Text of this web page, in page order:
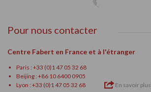
Pour nous contacter
Centre Fabert en France et à l'étranger
Paris : +33 (0)1 47 05 32 68
Beijing : +86 10 6400 0905
Lyon : +33 (0)1 47 05 32 68
En savoir plus